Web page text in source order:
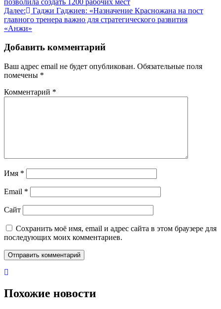
по
записям
Далее:
Гаджи Гаджиев: «Назначение Красножана на пост
главного тренера важно для стратегического развития
«Анжи»
Добавить комментарий
Ваш адрес email не будет опубликован. Обязательные поля
помечены *
Комментарий *
Имя *
Email *
Сайт
Сохранить моё имя, email и адрес сайта в этом браузере для
последующих моих комментариев.
Похожие новости